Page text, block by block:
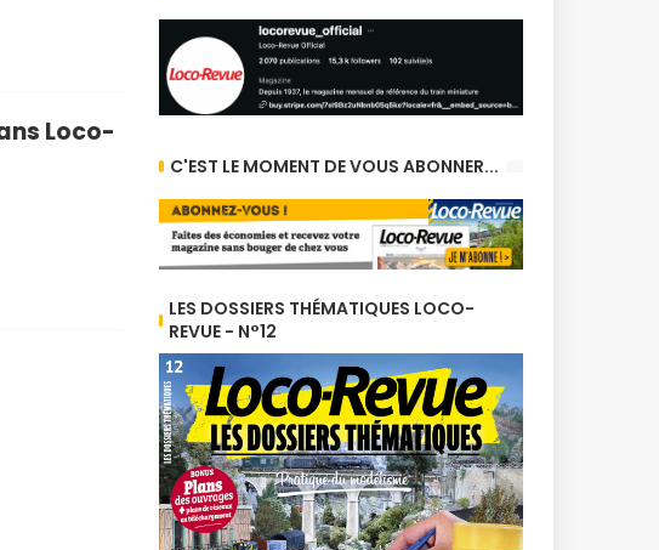
Loco-
C'EST LE MOMENT DE VOUS ABONNER...
LES DOSSIERS THÉMATIQUES LOCO-
REVUE - N°12